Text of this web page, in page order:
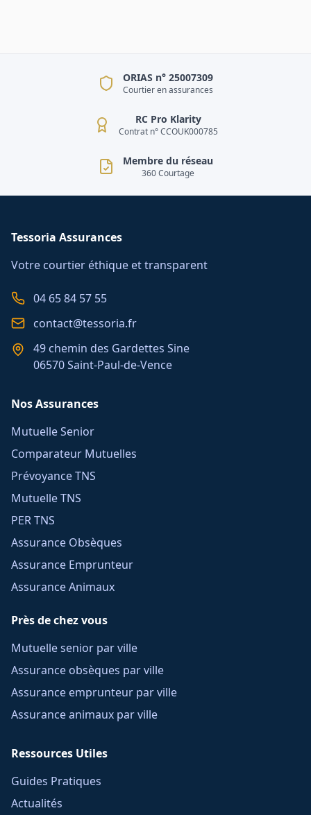
ORIAS n° 25007309
Courtier en assurances
RC Pro Klarity
Contrat n° CCOUK000785
Membre du réseau
360 Courtage
Tessoria Assurances
Votre courtier éthique et transparent
04 65 84 57 55
contact@tessoria.fr
49 chemin des Gardettes Sine
06570 Saint-Paul-de-Vence
Nos Assurances
Mutuelle Senior
Comparateur Mutuelles
Prévoyance TNS
Mutuelle TNS
PER TNS
Assurance Obsèques
Assurance Emprunteur
Assurance Animaux
Près de chez vous
Mutuelle senior par ville
Assurance obsèques par ville
Assurance emprunteur par ville
Assurance animaux par ville
Ressources Utiles
Guides Pratiques
Actualités